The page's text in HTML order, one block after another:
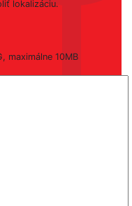
lokalizáciu.
maximálne 10MB